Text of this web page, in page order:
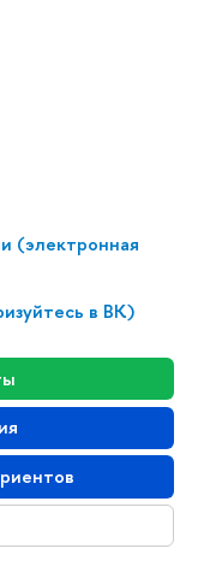
(электронная
в ВК)